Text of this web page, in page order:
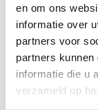
en om ons
informatie over
partners voor
partners
informatie die u
verzameld op
13 januari 2026